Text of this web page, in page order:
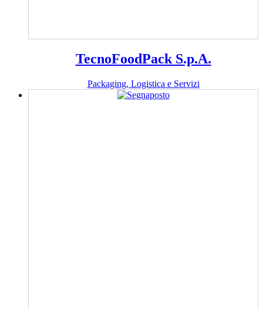
TecnoFoodPack S.p.A.
Packaging, Logistica e Servizi